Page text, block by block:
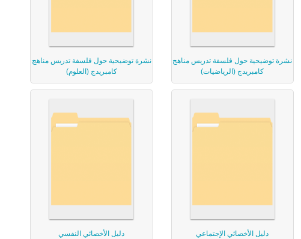
نشرة توضيحية حول فلسفة تدريس مناهج
كامبريدج (الرياضيات)
نشرة توضيحية حول فلسفة تدريس مناهج
كامبريدج (العلوم)
دليل الأخصائي الإجتماعي دليل الأخصائي النفسي